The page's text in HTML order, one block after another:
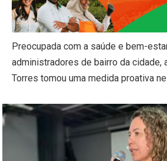
Preocupada com a saúde e bem-
administradores de bairro da cidade,
Torres tomou uma medida proativa